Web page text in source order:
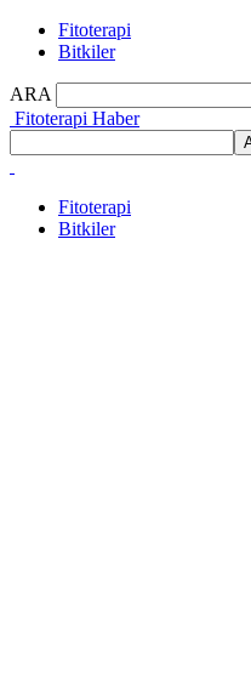
Fitoterapi
Bitkiler
ARA
Fitoterapi Haber
Fitoterapi
Bitkiler